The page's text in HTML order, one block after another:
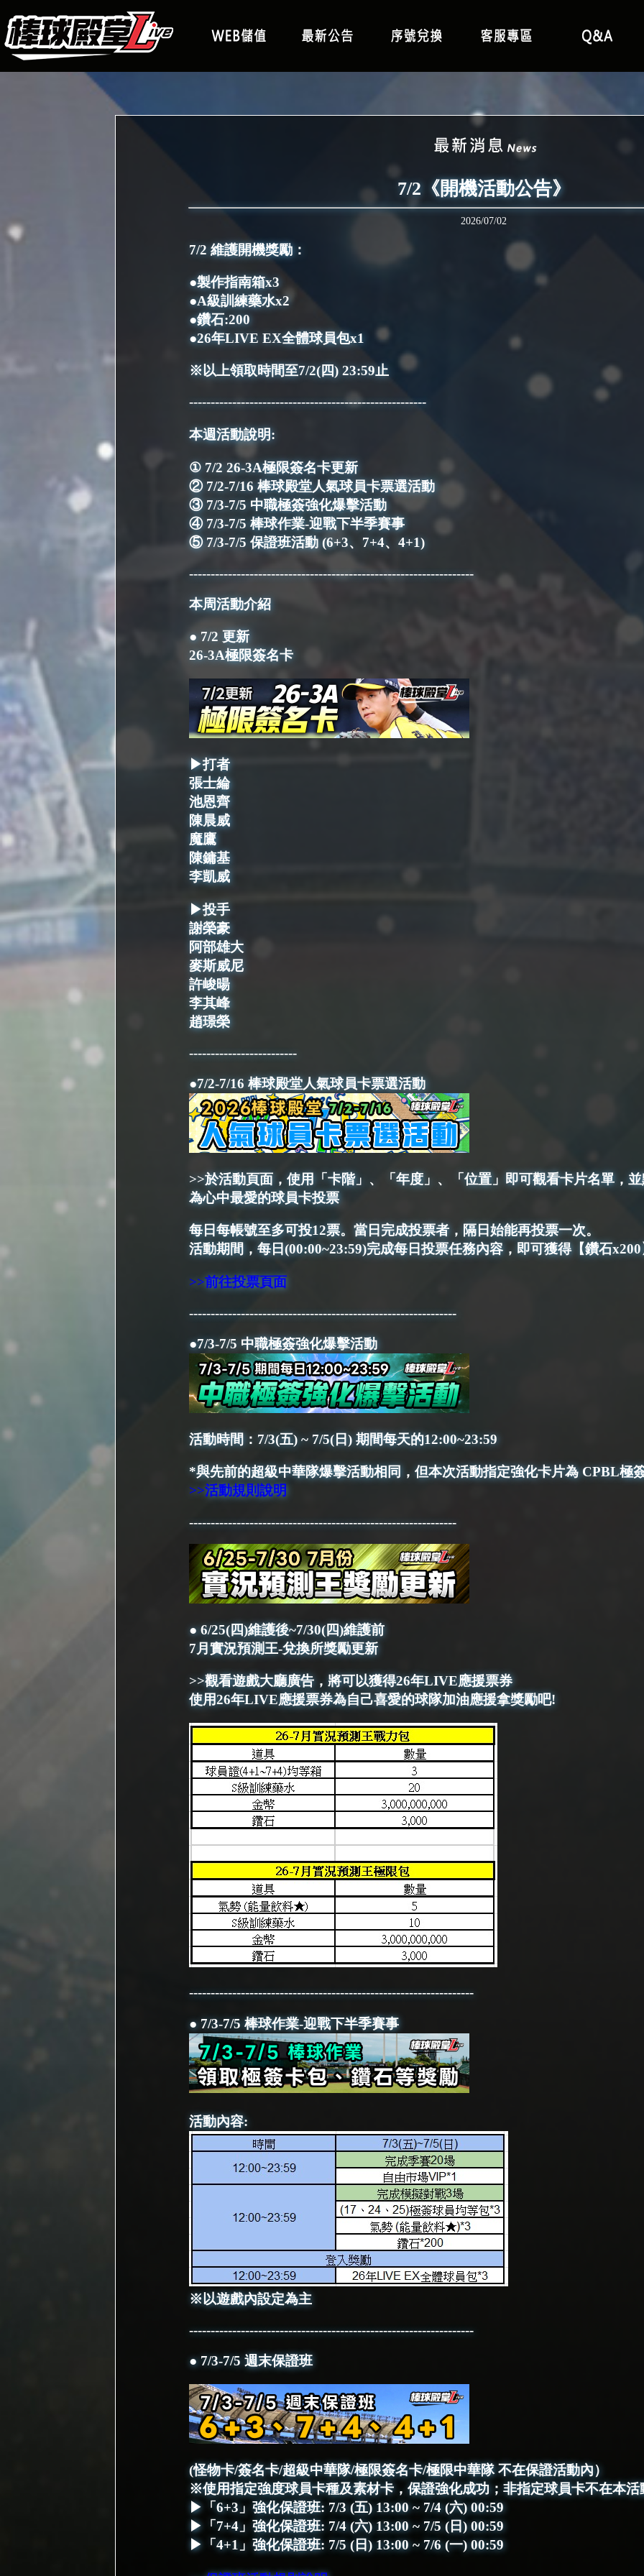
7/2《開機活動公告》
2026/07/02
7/2 維護開機獎勵：
●製作指南箱x3
●A級訓練藥水x2
●鑽石:200
●26年LIVE EX全體球員包x1
※以上領取時間至7/2(四) 23:59止
-------------------------------------------------------
本週活動說明:
① 7/2 26-3A極限簽名卡更新
② 7/2-7/16 棒球殿堂人氣球員卡票選活動
③ 7/3-7/5 中職極簽強化爆擊活動
④ 7/3-7/5 棒球作業-迎戰下半季賽事
⑤ 7/3-7/5 保證班活動 (6+3、7+4、4+1)
------------------------------------------------------------------
本周活動介紹
● 7/2 更新
26-3A極限簽名卡
▶打者
張士綸
池恩齊
陳晨威
魔鷹
陳鏞基
李凱威
▶投手
謝榮豪
阿部雄大
麥斯威尼
許峻暘
李其峰
趙璟榮
-------------------------
●7/2-7/16 棒球殿堂人氣球員卡票選活動
>>於活動頁面，使用「卡階」、「年度」、「位置」即可觀看卡片名單，
為心中最愛的球員卡投票
每日每帳號至多可投12票。當日完成投票者，隔日始能再投票一次。
活動期間，每日(00:00~23:59)完成每日投票任務內容，即可獲得【鑽石x200
>>前往投票頁面
--------------------------------------------------------------
●7/3-7/5 中職極簽強化爆擊活動
活動時間：7/3(五) ~ 7/5(日) 期間每天的12:00~23:59
*與先前的超級中華隊爆擊活動相同，但本次活動指定強化卡片為 CPBL極
>>活動規則說明
--------------------------------------------------------------
● 6/25(四)維護後~7/30(四)維護前
7月實況預測王-兌換所獎勵更新
>>觀看遊戲大廳廣告，將可以獲得26年LIVE應援票券
使用26年LIVE應援票券為自己喜愛的球隊加油應援拿獎勵吧!
------------------------------------------------------------------
● 7/3-7/5 棒球作業-迎戰下半季賽事
活動內容:
※以遊戲內設定為主
------------------------------------------------------------------
● 7/3-7/5 週末保證班
(怪物卡/簽名卡/超級中華隊/極限簽名卡/極限中華隊 不在保證活動內）
※使用指定強度球員卡種及素材卡，保證強化成功；非指定球員卡不在本活
▶「6+3」強化保證班: 7/3 (五) 13:00 ~ 7/4 (六) 00:59
▶「7+4」強化保證班: 7/4 (六) 13:00 ~ 7/5 (日) 00:59
▶「4+1」強化保證班: 7/5 (日) 13:00 ~ 7/6 (一) 00:59